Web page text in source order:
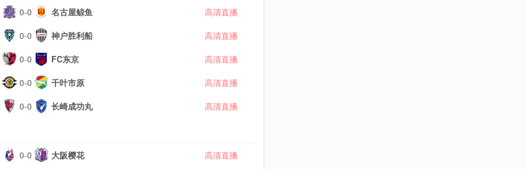
0-0 名古屋鲸鱼
高清直播
0-0 神户胜利船
高清直播
0-0 FC东京
高清直播
0-0 千叶市原
高清直播
0-0 长崎成功丸 高清直播
0-0 大阪樱花
高清直播